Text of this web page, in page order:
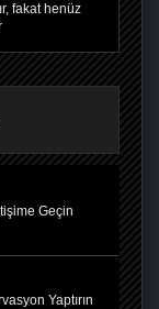
fakat henüz
Geçin
Yaptırın